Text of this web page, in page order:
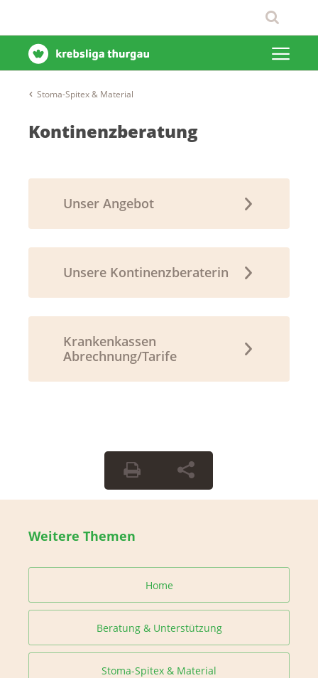
Stoma-Spitex & Material
Kontinenzberatung
Unser Angebot
Unsere Kontinenzberaterin
Krankenkassen
Abrechnung/Tarife
Weitere Themen
Home
Beratung & Unterstützung
Stoma-Spitex & Material